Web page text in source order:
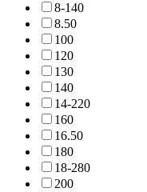
8-140
8.50
100
120
130
140
14-220
160
16.50
180
18-280
200